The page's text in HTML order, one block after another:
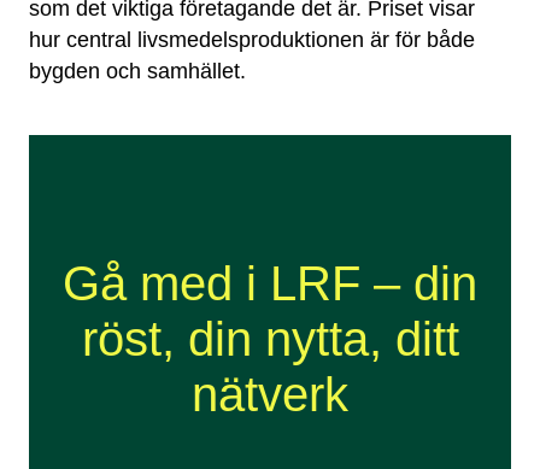
som det viktiga företagande det är. Priset visar
hur central livsmedelsproduktionen är för både
bygden och samhället.
Gå med i LRF – din
röst, din nytta, ditt
nätverk